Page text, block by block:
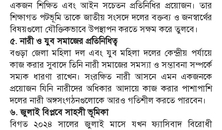
একজন শিক্ষিত এবং আইন সচেতন প্রতিনিধির প্রয়োজন। তার
শিক্ষাগত পটভূমি তাকে জাতীয় সংসদে দলের বক্তব্য ও জনস্বার্থের
বিষয়গুলো যৌক্তিকভাবে উপস্থাপন করতে সক্ষম করে তুলবে।
​৫. নারী ও যুব সমাজের প্রতিনিধিত্ব
​বগুড়া জেলা মহিলা দল এবং যুব মহিলা দলের কেন্দ্রীয় পর্যায়ে
কাজ করার সুবাদে তিনি নারী সমাজের সমস্যা ও সম্ভাবনা সম্পর্কে
সম্যক ধারণা রাখেন। সংরক্ষিত নারী আসনে এমন একজনকে
প্রয়োজন যিনি নারীদের অধিকার আদায়ে কাজ করার পাশাপাশি
দলের নারী অঙ্গসংগঠনগুলোকে আরও গতিশীল করতে পারবেন।
৬. জুলাই বিপ্লবে সাহসী ভূমিকা
​বিগত ২০২৪ সালের জুলাই মাসে যখন ফ্যাসিবাদ বিরোধী